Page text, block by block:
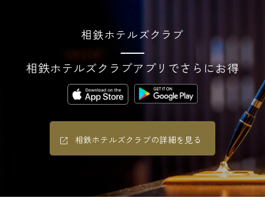
相鉄ホテルズクラブ
相鉄ホテルズクラブアプリでさらにお得
相鉄ホテルズクラブの詳細を見る